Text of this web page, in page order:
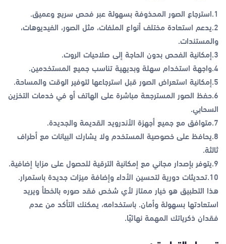
1.استرجاع الصور المحذوفة بسهولة عبر فحص سريع وعميق.
2.يدعم استعادة مختلف أنواع الملفات، مثل الصور، الفيديوهات،
والمستندات.
3.إمكانية الفحص بدون الحاجة إلى صلاحيات الروت.
4.واجهة استخدام سهلة وبديهية تناسب جميع المستخدمين.
5.إمكانية استعراض الصور قبل استرجاعها لتوفير الوقت والمساحة.
6.حفظ الصور المسترجعة مباشرة على الهاتف أو في خدمات التخزين
السحابي.
7.متوافق مع جميع أجهزة الأندرويد القديمة والجديدة.
8.يحافظ على خصوصية المستخدم ولا يشارك البيانات مع أطراف
ثالثة.
9.يتوفر بإصدار مجاني مع إمكانية الترقية للحصول على مزايا إضافية.
10.تحديثات دورية لتحسين الأداء وإضافة ميزات جديدة باستمرار.
هذا التطبيق هو خيار ممتاز لأي شخص فقد صوره بالخطأ ويريد
استعادتها بسهولة وأمان. باستخدامه، يمكنك التأكد من عدم
فقدان ذكرياتك المهمة نهائيًا.